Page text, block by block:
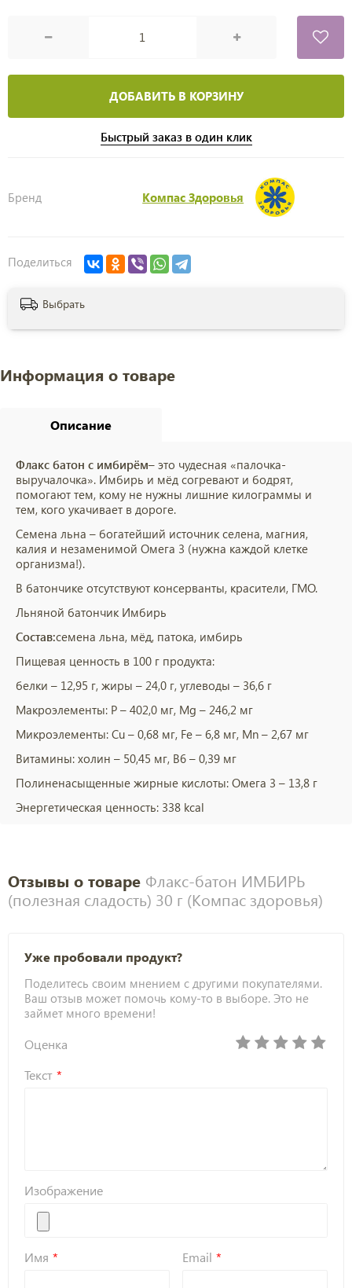
ДОБАВИТЬ В КОРЗИНУ
Быстрый заказ в один клик
Бренд Компас Здоровья
Поделиться
Выбрать
Информация о товаре
Описание
Флакс батон с имбирём– это чудесная «палочка-
выручалочка». Имбирь и мёд согревают и бодрят,
помогают тем, кому не нужны лишние килограммы и
тем, кого укачивает в дороге.
Семена льна – богатейший источник селена, магния,
калия и незаменимой Омега 3 (нужна каждой клетке
организма!).
В батончике отсутствуют консерванты, красители, ГМО.
Льняной батончик Имбирь
Состав:семена льна, мёд, патока, имбирь
Пищевая ценность в 100 г продукта:
белки – 12,95 г, жиры – 24,0 г, углеводы – 36,6 г
Макроэлементы: P – 402,0 мг, Mg – 246,2 мг
Микроэлементы: Cu – 0,68 мг, Fe – 6,8 мг, Mn – 2,67 мг
Витамины: холин – 50,45 мг, B6 – 0,39 мг
Полиненасыщенные жирные кислоты: Омега 3 – 13,8 г
Энергетическая ценность: 338 kcal
Отзывы о товаре Флакс-батон ИМБИРЬ
(полезная сладость) 30 г (Компас здоровья)
Уже пробовали продукт?
Поделитесь своим мнением с другими покупателями.
Ваш отзыв может помочь кому-то в выборе. Это не
займет много времени!
Оценка
Текст
Изображение
Имя Email